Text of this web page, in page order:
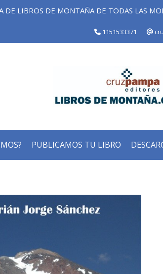
DE LIBROS DE MONTAÑA DE TODAS LAS
1151533371
PUBLICAMOS TU LIBRO